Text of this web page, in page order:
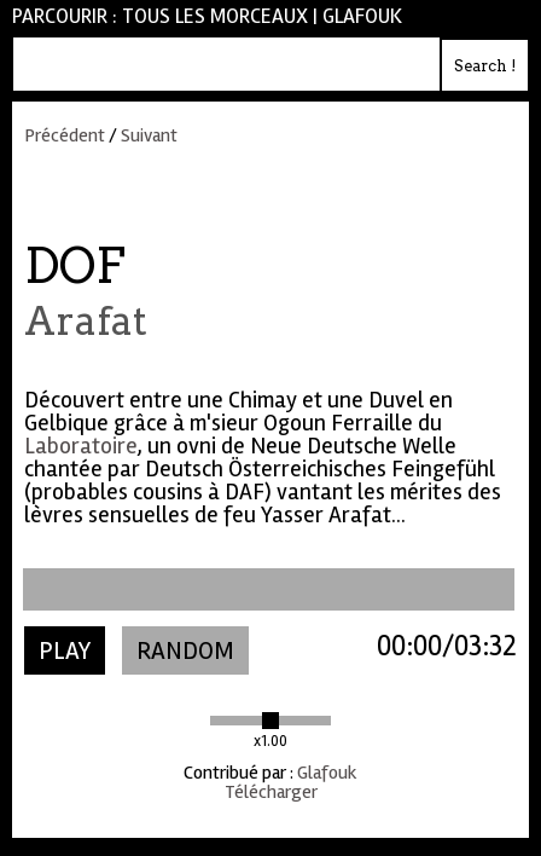
PARCOURIR : TOUS LES MORCEAUX | GLAFOUK
Précédent/Suivant
DOF
Arafat
Découvert entre une Chimay et une Duvel en
Gelbique grâce à m'sieur Ogoun Ferraille du
Laboratoire, un ovni de Neue Deutsche Welle
chantée par Deutsch Österreichisches Feingefühl
(probables cousins à DAF) vantant les mérites des
lèvres sensuelles de feu Yasser Arafat...
PLAY RANDOM
x1.00
03:32
00:00
Contribué par: Glafouk
Télécharger